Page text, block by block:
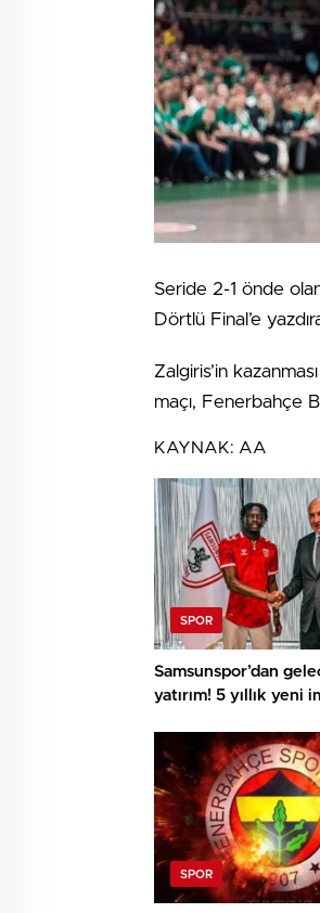
Seride 2-1 önde
Dörtlü Final’e
Zalgiris’in
maçı, Fenerbahçe
KAYNAK: AA
SPOR
Samsunspor’dan
yatırım! 5 yıllık yeni
SPOR